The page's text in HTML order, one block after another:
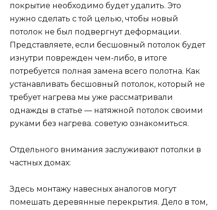
покрытие необходимо будет удалить. Это
нужно сделать с той целью, чтобы новый
потолок не был подвергнут деформации.
Представляете, если бесшовный потолок будет
изнутри поврежден чем-либо, в итоге
потребуется полная замена всего полотна. Как
устанавливать бесшовный потолок, который не
требует нагрева мы уже рассматривали
однажды в статье — натяжной потолок своими
руками без нагрева. советую ознакомиться.
Отдельного внимания заслуживают потолки в
частных домах:
Здесь монтажу навесных аналогов могут
помешать деревянные перекрытия. Дело в том,